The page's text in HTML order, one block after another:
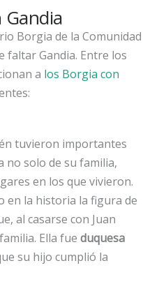
Gandia
Borgia de la Comunidad
faltar Gandia. Entre los
a los Borgia con
tuvieron importantes
no solo de su familia,
en los que vivieron.
en la historia la figura de
al casarse con Juan
Ella fue duquesa
su hijo cumplió la